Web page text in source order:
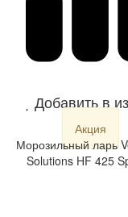
Добавить в
Акция
Морозильный ларь
Solutions HF 425